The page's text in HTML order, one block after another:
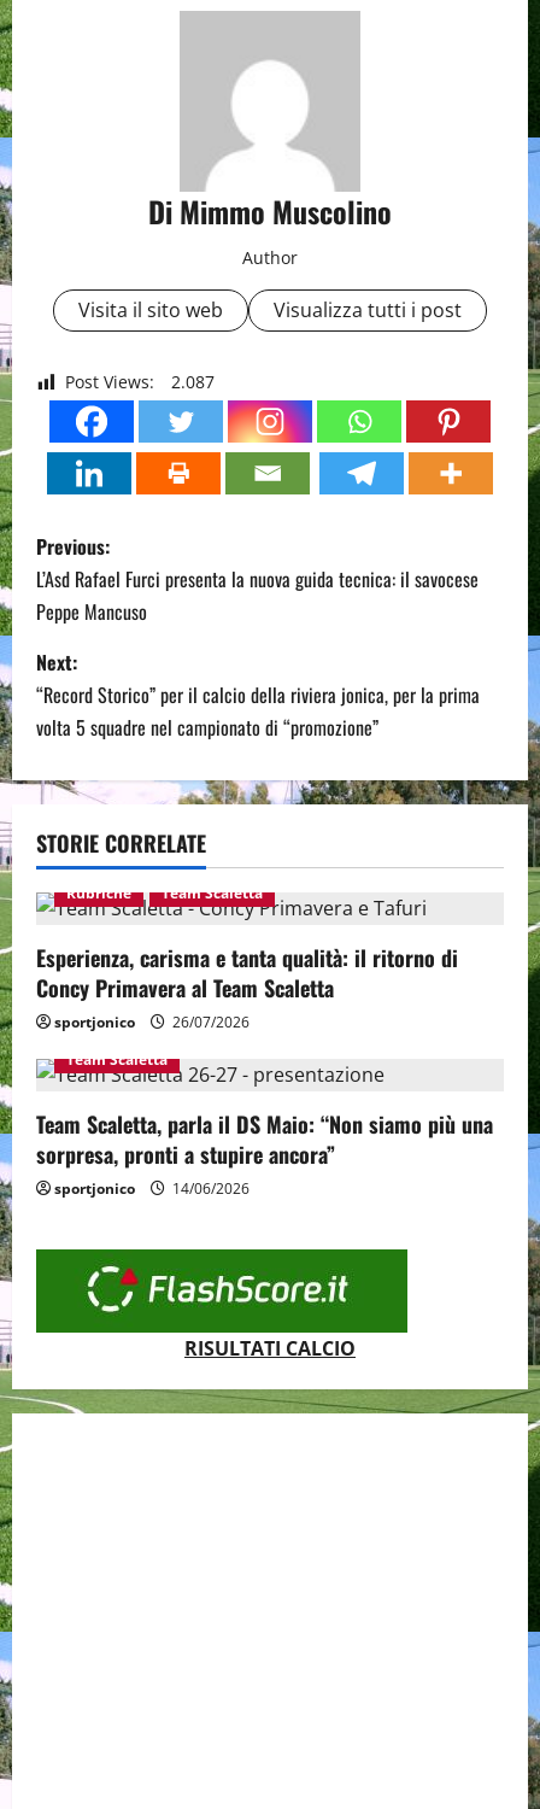
Di Mimmo Muscolino
Author
Visita il sito web Visualizza tutti i post
Post Views: 2.087
P
o
s
t
n
a
v
i
g
a
t
i
o
n
Previous:
L’Asd Rafael Furci presenta la nuova guida tecnica: il savocese
Peppe Mancuso
Next:
“Record Storico” per il calcio della riviera jonica, per la prima
volta 5 squadre nel campionato di “promozione”
STORIE CORRELATE
Rubriche Team Scaletta
Esperienza, carisma e tanta qualità: il ritorno di
Concy Primavera al Team Scaletta
sportjonico
26/07/2026
Team Scaletta
Team Scaletta, parla il DS Maio: “Non siamo più una
sorpresa, pronti a stupire ancora”
sportjonico 14/06/2026
RISULTATI CALCIO